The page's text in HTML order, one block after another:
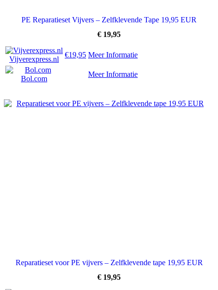
PE Reparatieset Vijvers – Zelfklevende Tape 19,95 EUR
€ 19,95
Vijverexpress.nl
€19,95 Meer Informatie
Bol.com
Meer Informatie
Reparatieset voor PE vijvers – Zelfklevende tape 19,95 EUR
€ 19,95